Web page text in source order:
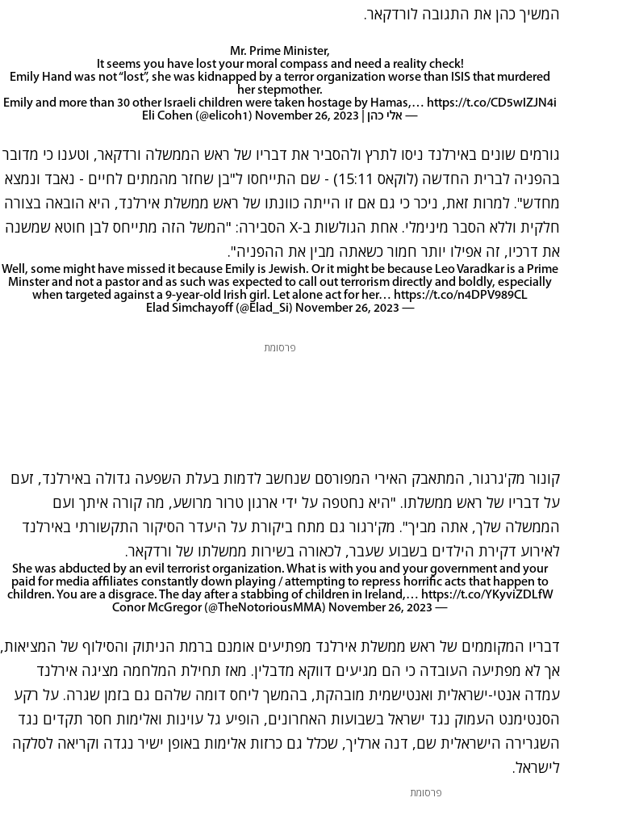
המשיך כהן את התגובה לורדקאר.
Mr. Prime Minister,
It seems you have lost your moral compass and need a reality check!
Emily Hand was not “lost”, she was kidnapped by a terror organization worse than ISIS that murdered
her stepmother.
Emily and more than 30 other Israeli children were taken hostage by Hamas,… https://t.co/CD5wIZJN4i
— אלי כהן | Eli Cohen (@elicoh1) November 26, 2023
גורמים שונים באירלנד ניסו לתרץ ולהסביר את דבריו של ראש הממשלה ורדקאר, וטענו כי מדובר
בהפניה לברית החדשה (לוקאס 15:11) - שם התייחסו ל"בן שחזר מהמתים לחיים - נאבד ונמצא
מחדש". למרות זאת, ניכר כי גם אם זו הייתה כוונתו של ראש ממשלת אירלנד, היא הובאה בצורה
חלקית וללא הסבר מינימלי. אחת הגולשות ב-X הסבירה: "המשל הזה מתייחס לבן חוטא שמשנה
את דרכיו, זה אפילו יותר חמור כשאתה מבין את ההפניה".
Well, some might have missed it because Emily is Jewish. Or it might be because Leo Varadkar is a Prime
Minster and not a pastor and as such was expected to call out terrorism directly and boldly, especially
when targeted against a 9-year-old Irish girl. Let alone act for her… https://t.co/n4DPV989CL
— Elad Simchayoff (@Elad_Si)
November 26, 2023
פרסומת
קונור מק'גרגור, המתאבק האירי המפורסם שנחשב לדמות בעלת השפעה גדולה באירלנד, זעם
על דבריו של ראש ממשלתו. "היא נחטפה על ידי ארגון טרור מרושע, מה קורה איתך ועם
הממשלה שלך, אתה מביך". מק'רגור גם מתח ביקורת על היעדר הסיקור התקשורתי באירלנד
לאירוע דקירת הילדים בשבוע שעבר, לכאורה בשירות ממשלתו של ורדקאר.
She was abducted by an evil terrorist organization. What is with you and your government and your
paid for media affiliates constantly down playing / attempting to repress horrific acts that happen to
children. You are a disgrace. The day after a stabbing of children in Ireland,… https://t.co/YKyviZDLfW
— Conor McGregor (@TheNotoriousMMA)
November 26, 2023
דבריו המקוממים של ראש ממשלת אירלנד מפתיעים אומנם ברמת הניתוק והסילוף של המציאות,
אך לא מפתיעה העובדה כי הם מגיעים דווקא מדבלין. מאז תחילת המלחמה מציגה אירלנד
עמדה אנטי-ישראלית ואנטישמית מובהקת, בהמשך ליחס דומה שלהם גם בזמן שגרה. על רקע
הסנטימנט העמוק נגד ישראל בשבועות האחרונים, הופיע גל עוינות ואלימות חסר תקדים נגד
השגרירה הישראלית שם, דנה ארליך, שכלל גם כרזות אלימות באופן ישיר נגדה וקריאה לסלקה
לישראל.
פרסומת